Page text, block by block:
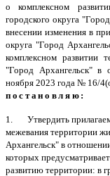
о комплексном
городского округа
внесении изменения в
округа "Город
комплексном развитии
"Город Архангельск" в
ноября 2023 года № 16/
постановляю:
1. Утвердить
межевания территории
Архангельск" в
которых
развитию территории: в